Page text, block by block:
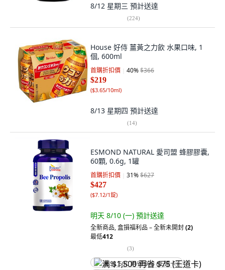
8/12 星期三 預計送達
(224)
House 好侍 薑黃之力飲 水果口味, 1
個, 600ml
首購折扣價 40%$366
$219
($3.65/10ml)
8/13 星期四 預計送達
(14)
ESMOND NATURAL 愛司盟 蜂膠膠囊,
60顆, 0.6g, 1罐
首購折扣價 31%$627
$427
($7.12/1錠)
明天 8/10 (一) 預計送達
全新商品,盒損福利品 – 全新未開封(2)
最低412
(3)
满 $1,500 再省 $75 (王道卡)